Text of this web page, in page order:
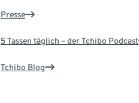
Presse
5 Tassen täglich – der Tchibo Podcast
Tchibo Blog